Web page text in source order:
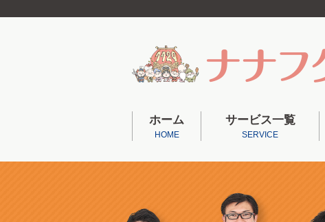
ホーム
HOME
サービス一覧
SERVICE